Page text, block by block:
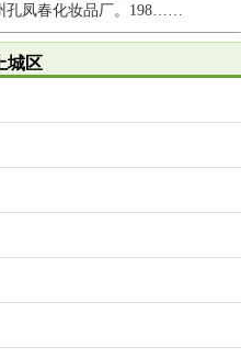
孔凤春化妆品厂。198……
城区